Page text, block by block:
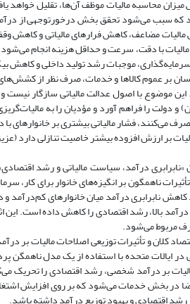
محاسبه مالیات موظف آن‌ها، تقلیل خواهد
که سبب می‌شود تحقق بخش درخورتوجهی از
مضاعف، کاهش فرارهای مالیاتی و کاهش
مالیات با دقت،‌ سرعت و حداقل هزینه انجام
موجبات رشد تولید داخلی و کاهش
بر عموم کالاها و خدمات، صرف نظر از
موضوع با اصول عدالت مالیاتی سازگار
و دولت را فراهم آورد و مؤدیان را به
می‌کنند، فشار مالیاتی بیشتری بر خانوارهای
بر ارزش افزوده بیشتر خاصیت تنازلی دارد
مطالعه‌ای با عنوان »نابرابری درآمد، سیاست
ناهمگون بر انگیزه‌های خانوار برای کار،
نابرابری درآمد میان خانوارهای کم‌درآمد
درآمد بالا، رشد اقتصادی را کاهش داده است.
مربوط می‌شود.
با عنوان »اقتصاد کلان و تأثیرات توزیعی
ایالات متحده با استفاده از یک مدل
بر درآمد شخصی، رشد اقتصادی را تحریک
بخش خدمات می‌شود که بر روی افزایش